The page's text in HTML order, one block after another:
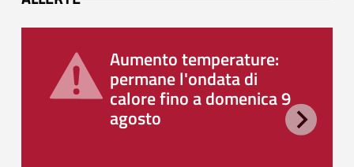
Aumento temperature:
permane l'ondata di
calore fino a domenica 9
agosto